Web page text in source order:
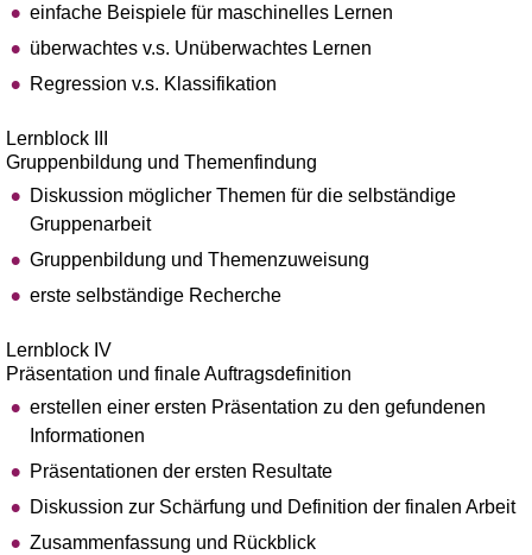
einfache Beispiele für maschinelles Lernen
überwachtes v.s. Unüberwachtes Lernen
Regression v.s. Klassifikation
Lernblock III
Gruppenbildung und Themenfindung
Diskussion möglicher Themen für die selbständige
Gruppenarbeit
Gruppenbildung und Themenzuweisung
erste selbständige Recherche
Lernblock IV
Präsentation und finale Auftragsdefinition
erstellen einer ersten Präsentation zu den gefundenen
Informationen
Präsentationen der ersten Resultate
Diskussion zur Schärfung und Definition der finalen Arbeit
Zusammenfassung und Rückblick